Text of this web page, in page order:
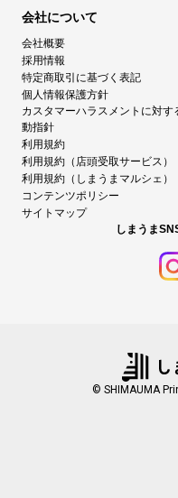
会社について
会社概要
採用情報
特定商取引に基づく表記
個人情報保護方針
カスタマーハラスメントに対す
動指針
利用規約
利用規約（店頭受取サービス）
利用規約（しまうまマルシェ）
コンテンツポリシー
サイトマップ
しまうま
© SHIMAUMA